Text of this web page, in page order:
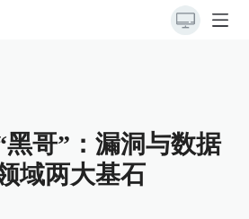
哥”：漏洞与数据
域两大基石